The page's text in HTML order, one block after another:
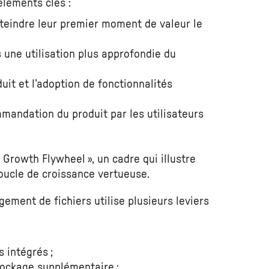
clés :
leur premier moment de valeur le
utilisation plus approfondie du
et l’adoption de fonctionnalités
du produit par les utilisateurs
Flywheel », un cadre qui illustre
de croissance vertueuse.
de fichiers utilise plusieurs leviers
intégrés ;